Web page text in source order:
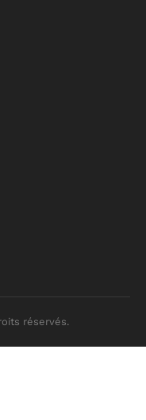
réservés.